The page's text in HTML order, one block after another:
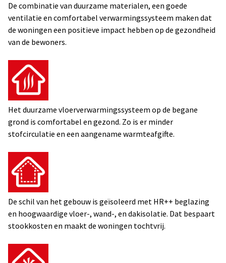
De combinatie van duurzame materialen, een goede
ventilatie en comfortabel verwarmingssysteem maken dat
de woningen een positieve impact hebben op de gezondheid
van de bewoners.
Het duurzame vloerverwarmingssysteem op de begane
grond is comfortabel en gezond. Zo is er minder
stofcirculatie en een aangename warmteafgifte.
De schil van het gebouw is geïsoleerd met HR++ beglazing
en hoogwaardige vloer-, wand-, en dakisolatie. Dat bespaart
stookkosten en maakt de woningen tochtvrij.